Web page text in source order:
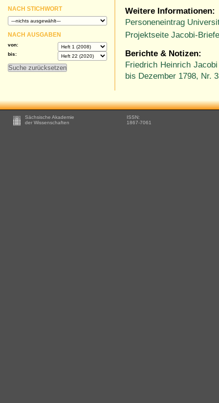
Weitere Informationen:
Personeneintrag
Projektseite Jacobi-
Berichte & Notizen:
Friedrich Heinrich
bis Dezember 1798, Nr.
NACH STICHWORT
NACH AUSGABEN
von:
bis:
Footer
Sächsische Akademie
der Wissenschaften
ISSN:
1867-7061